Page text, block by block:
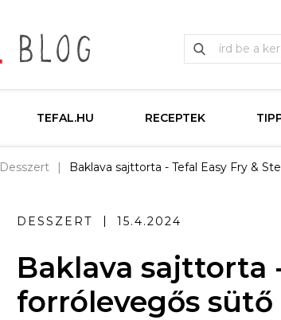
TEFAL.HU RECEPTEK
Desszert Baklava sajttorta - Tefal Easy Fry &
DESSZERT 15.4.2024
Baklava sajttorta
forrólevegős sütő